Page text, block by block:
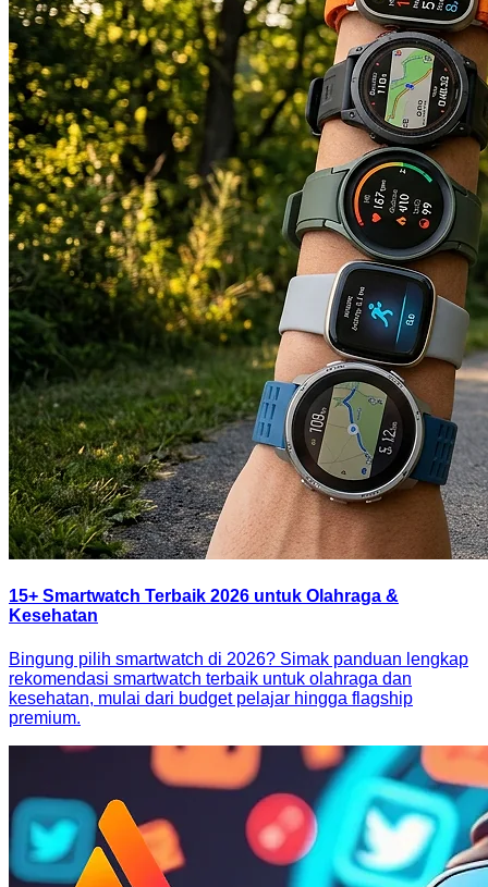
15+ Smartwatch Terbaik 2026 untuk Olahraga &
Kesehatan
Bingung pilih smartwatch di 2026? Simak panduan lengkap
rekomendasi smartwatch terbaik untuk olahraga dan
kesehatan, mulai dari budget pelajar hingga flagship
premium.